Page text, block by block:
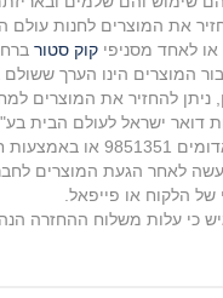
או לאחד מסניפיקוק סטור
המוצרים הינו הערך
ניתן להחזיר את המוצרים
או באמצעות חברת שליחויות.
לאחר הגעת המוצרים
הלקוח או פייפאל.
כי עלות משלוח ההחזרה